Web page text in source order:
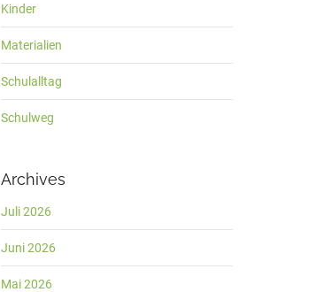
Kinder
Materialien
Schulalltag
Schulweg
Archives
Juli 2026
Juni 2026
Mai 2026